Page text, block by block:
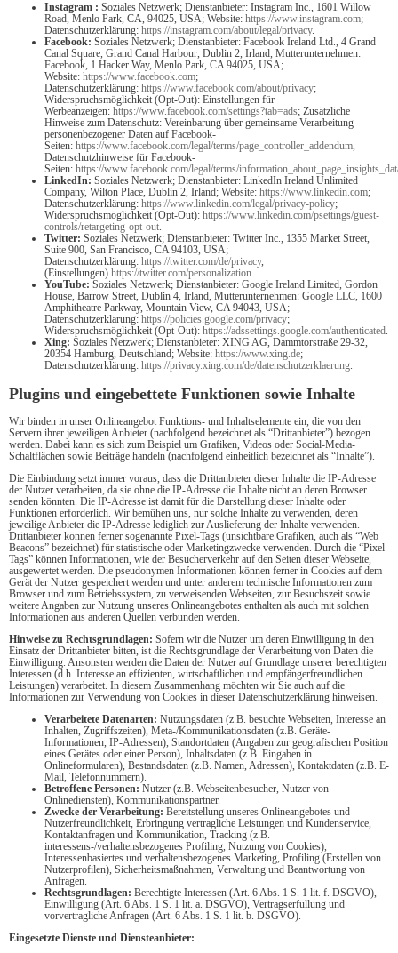
Instagram : Soziales Netzwerk; Dienstanbieter: Instagram Inc., 1601 Willow
Road, Menlo Park, CA, 94025, USA; Website: https://www.instagram.com;
Datenschutzerklärung: https://instagram.com/about/legal/privacy.
Facebook: Soziales Netzwerk; Dienstanbieter: Facebook Ireland Ltd., 4 Grand
Canal Square, Grand Canal Harbour, Dublin 2, Irland, Mutterunternehmen:
Facebook, 1 Hacker Way, Menlo Park, CA 94025, USA;
Website: https://www.facebook.com;
Datenschutzerklärung: https://www.facebook.com/about/privacy;
Widerspruchsmöglichkeit (Opt-Out): Einstellungen für
Werbeanzeigen: https://www.facebook.com/settings?tab=ads; Zusätzliche
Hinweise zum Datenschutz: Vereinbarung über gemeinsame Verarbeitung
personenbezogener Daten auf Facebook-
Seiten: https://www.facebook.com/legal/terms/page_controller_addendum,
Datenschutzhinweise für Facebook-
Seiten: https://www.facebook.com/legal/terms/
LinkedIn: Soziales Netzwerk; Dienstanbieter: LinkedIn Ireland Unlimited
Company, Wilton Place, Dublin 2, Irland; Website: https://www.linkedin.com;
Datenschutzerklärung: https://www.linkedin.com/legal/privacy-policy;
Widerspruchsmöglichkeit (Opt-Out): https://www.linkedin.com/psettings/guest-
controls/retargeting-opt-out.
Twitter: Soziales Netzwerk; Dienstanbieter: Twitter Inc., 1355 Market Street,
Suite 900, San Francisco, CA 94103, USA;
Datenschutzerklärung: https://twitter.com/de/privacy,
(Einstellungen) https://twitter.com/personalization.
YouTube: Soziales Netzwerk; Dienstanbieter: Google Ireland Limited, Gordon
House, Barrow Street, Dublin 4, Irland, Mutterunternehmen: Google LLC, 1600
Amphitheatre Parkway, Mountain View, CA 94043, USA;
Datenschutzerklärung: https://policies.google.com/privacy;
Widerspruchsmöglichkeit (Opt-Out): https://adssettings.google.com/authenticated.
Xing: Soziales Netzwerk; Dienstanbieter: XING AG, Dammtorstraße 29-32,
20354 Hamburg, Deutschland; Website: https://www.xing.de;
Datenschutzerklärung: https://privacy.xing.com/de/datenschutzerklaerung.
Plugins und eingebettete Funktionen sowie Inhalte
Wir binden in unser Onlineangebot Funktions- und Inhaltselemente ein, die von den
Servern ihrer jeweiligen Anbieter (nachfolgend bezeichnet als “Drittanbieter”) bezogen
werden. Dabei kann es sich zum Beispiel um Grafiken, Videos oder Social-Media-
Schaltflächen sowie Beiträge handeln (nachfolgend einheitlich bezeichnet als “Inhalte”).
Die Einbindung setzt immer voraus, dass die Drittanbieter dieser Inhalte die IP-Adresse
der Nutzer verarbeiten, da sie ohne die IP-Adresse die Inhalte nicht an deren Browser
senden könnten. Die IP-Adresse ist damit für die Darstellung dieser Inhalte oder
Funktionen erforderlich. Wir bemühen uns, nur solche Inhalte zu verwenden, deren
jeweilige Anbieter die IP-Adresse lediglich zur Auslieferung der Inhalte verwenden.
Drittanbieter können ferner sogenannte Pixel-Tags (unsichtbare Grafiken, auch als “Web
Beacons” bezeichnet) für statistische oder Marketingzwecke verwenden. Durch die “Pixel-
Tags” können Informationen, wie der Besucherverkehr auf den Seiten dieser Webseite,
ausgewertet werden. Die pseudonymen Informationen können ferner in Cookies auf dem
Gerät der Nutzer gespeichert werden und unter anderem technische Informationen zum
Browser und zum Betriebssystem, zu verweisenden Webseiten, zur Besuchszeit sowie
weitere Angaben zur Nutzung unseres Onlineangebotes enthalten als auch mit solchen
Informationen aus anderen Quellen verbunden werden.
Hinweise zu Rechtsgrundlagen: Sofern wir die Nutzer um deren Einwilligung in den
Einsatz der Drittanbieter bitten, ist die Rechtsgrundlage der Verarbeitung von Daten die
Einwilligung. Ansonsten werden die Daten der Nutzer auf Grundlage unserer berechtigten
Interessen (d.h. Interesse an effizienten, wirtschaftlichen und empfängerfreundlichen
Leistungen) verarbeitet. In diesem Zusammenhang möchten wir Sie auch auf die
Informationen zur Verwendung von Cookies in dieser Datenschutzerklärung hinweisen.
Verarbeitete Datenarten: Nutzungsdaten (z.B. besuchte Webseiten, Interesse an
Inhalten, Zugriffszeiten), Meta-/Kommunikationsdaten (z.B. Geräte-
Informationen, IP-Adressen), Standortdaten (Angaben zur geografischen Position
eines Gerätes oder einer Person), Inhaltsdaten (z.B. Eingaben in
Onlineformularen), Bestandsdaten (z.B. Namen, Adressen), Kontaktdaten (z.B. E-
Mail, Telefonnummern).
Betroffene Personen: Nutzer (z.B. Webseitenbesucher, Nutzer von
Onlinediensten), Kommunikationspartner.
Zwecke der Verarbeitung: Bereitstellung unseres Onlineangebotes und
Nutzerfreundlichkeit, Erbringung vertragliche Leistungen und Kundenservice,
Kontaktanfragen und Kommunikation, Tracking (z.B.
interessens-/verhaltensbezogenes Profiling, Nutzung von Cookies),
Interessenbasiertes und verhaltensbezogenes Marketing, Profiling (Erstellen von
Nutzerprofilen), Sicherheitsmaßnahmen, Verwaltung und Beantwortung von
Anfragen.
Rechtsgrundlagen: Berechtigte Interessen (Art. 6 Abs. 1 S. 1 lit. f. DSGVO),
Einwilligung (Art. 6 Abs. 1 S. 1 lit. a. DSGVO), Vertragserfüllung und
vorvertragliche Anfragen (Art. 6 Abs. 1 S. 1 lit. b. DSGVO).
Eingesetzte Dienste und Diensteanbieter: